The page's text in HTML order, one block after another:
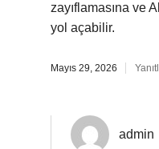
zayıflamasına ve
yol açabilir.
Mayıs 29, 2026
admin